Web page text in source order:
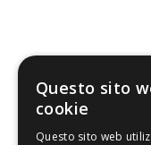
Questo sito
cookie
Questo sito web